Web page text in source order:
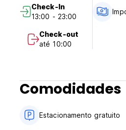
Check-In
13:00 - 23:00
Check-out
até 10:00
Comodidades
Estacionamento gratuito